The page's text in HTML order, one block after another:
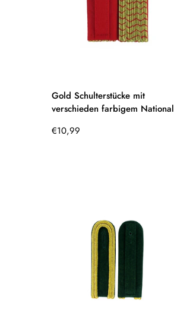
Gold Schulterstücke mit
verschieden farbigem National
Regulärer
€10,99